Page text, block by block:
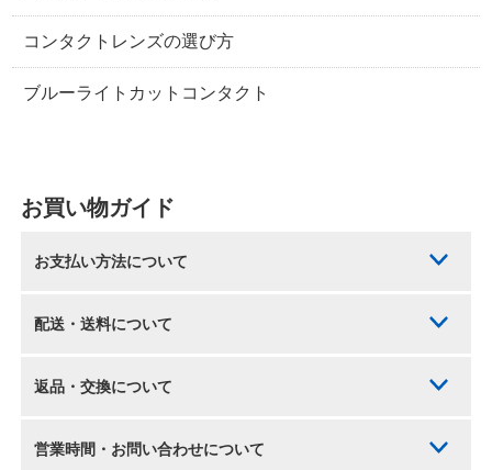
コンタクトレンズの選び方
ブルーライトカットコンタクト
お買い物ガイド
お支払い方法について
配送・送料について
返品・交換について
営業時間・お問い合わせについて